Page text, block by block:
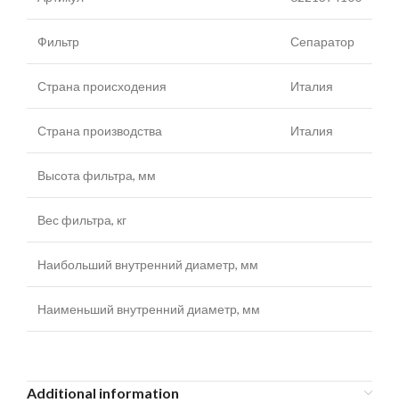
Фильтр Сепаратор
Страна происходения Италия
Страна производства Италия
Высота фильтра, мм
Вес фильтра, кг
Наибольший внутренний диаметр, мм
Наименьший внутренний диаметр, мм
Additional information